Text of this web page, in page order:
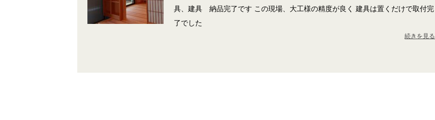
具、建具 納品完了です この現場、大工様の精度が良く 建具は置くだけで取付完
了でした
続きを見る